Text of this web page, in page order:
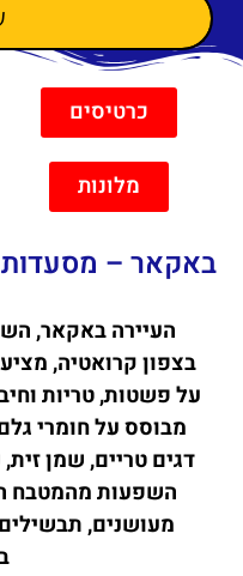
כרטיסים
מלונות
באקאר –
העיירה באקאר,
בצפון קרואטיה,
על פשטות, טריות
מבוסס על חומרי
דגים טריים, שמן
השפעות מהמטבח
מעושנים,